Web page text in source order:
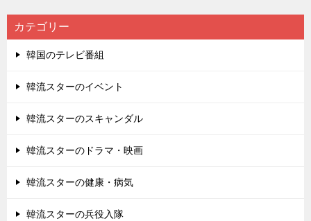
カテゴリー
韓国のテレビ番組
韓流スターのイベント
韓流スターのスキャンダル
韓流スターのドラマ・映画
韓流スターの健康・病気
韓流スターの兵役入隊